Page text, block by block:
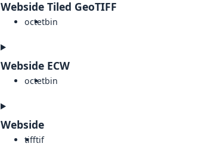
Webside Tiled GeoTIFF
octetbin
Webside ECW
octetbin
Webside
tifftif